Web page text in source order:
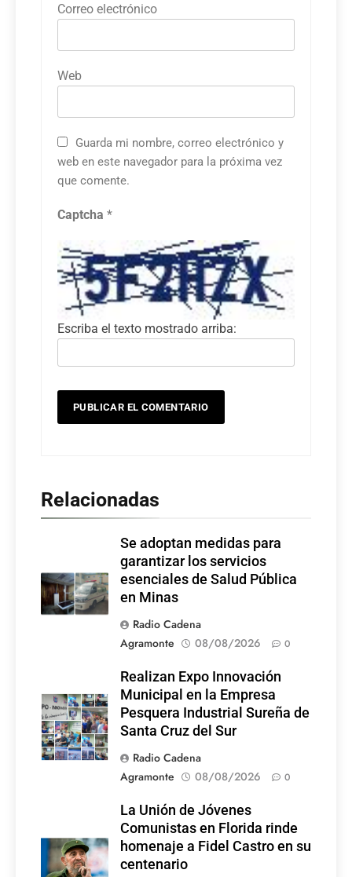
Correo electrónico
Web
Guarda mi nombre, correo electrónico y
web en este navegador para la próxima vez
que comente.
Captcha *
Escriba el texto mostrado arriba:
Relacionadas
Se adoptan medidas para
garantizar los servicios
esenciales de Salud Pública
en Minas
Radio Cadena
Agramonte
08/08/2026 0
Realizan Expo Innovación
Municipal en la Empresa
Pesquera Industrial Sureña de
Santa Cruz del Sur
Radio Cadena
Agramonte
08/08/2026 0
La Unión de Jóvenes
Comunistas en Florida rinde
homenaje a Fidel Castro en su
centenario